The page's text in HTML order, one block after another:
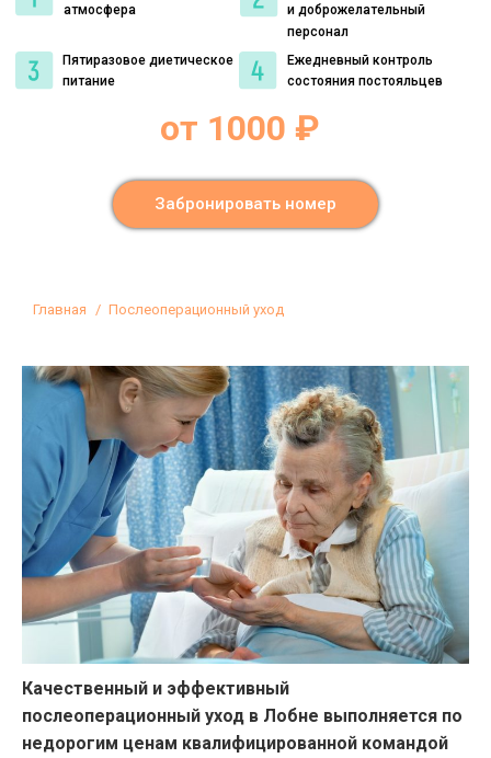
атмосфера
Ежедневный контроль
состояния постояльцев
и доброжелательный
персонал
Пятиразовое диетическое
питание
Забронировать номер
от 1000 ₽
Вы здесь:
Главная Послеоперационный уход
Качественный и эффективный
послеоперационный уход в Лобне выполняется по
недорогим ценам квалифицированной командой